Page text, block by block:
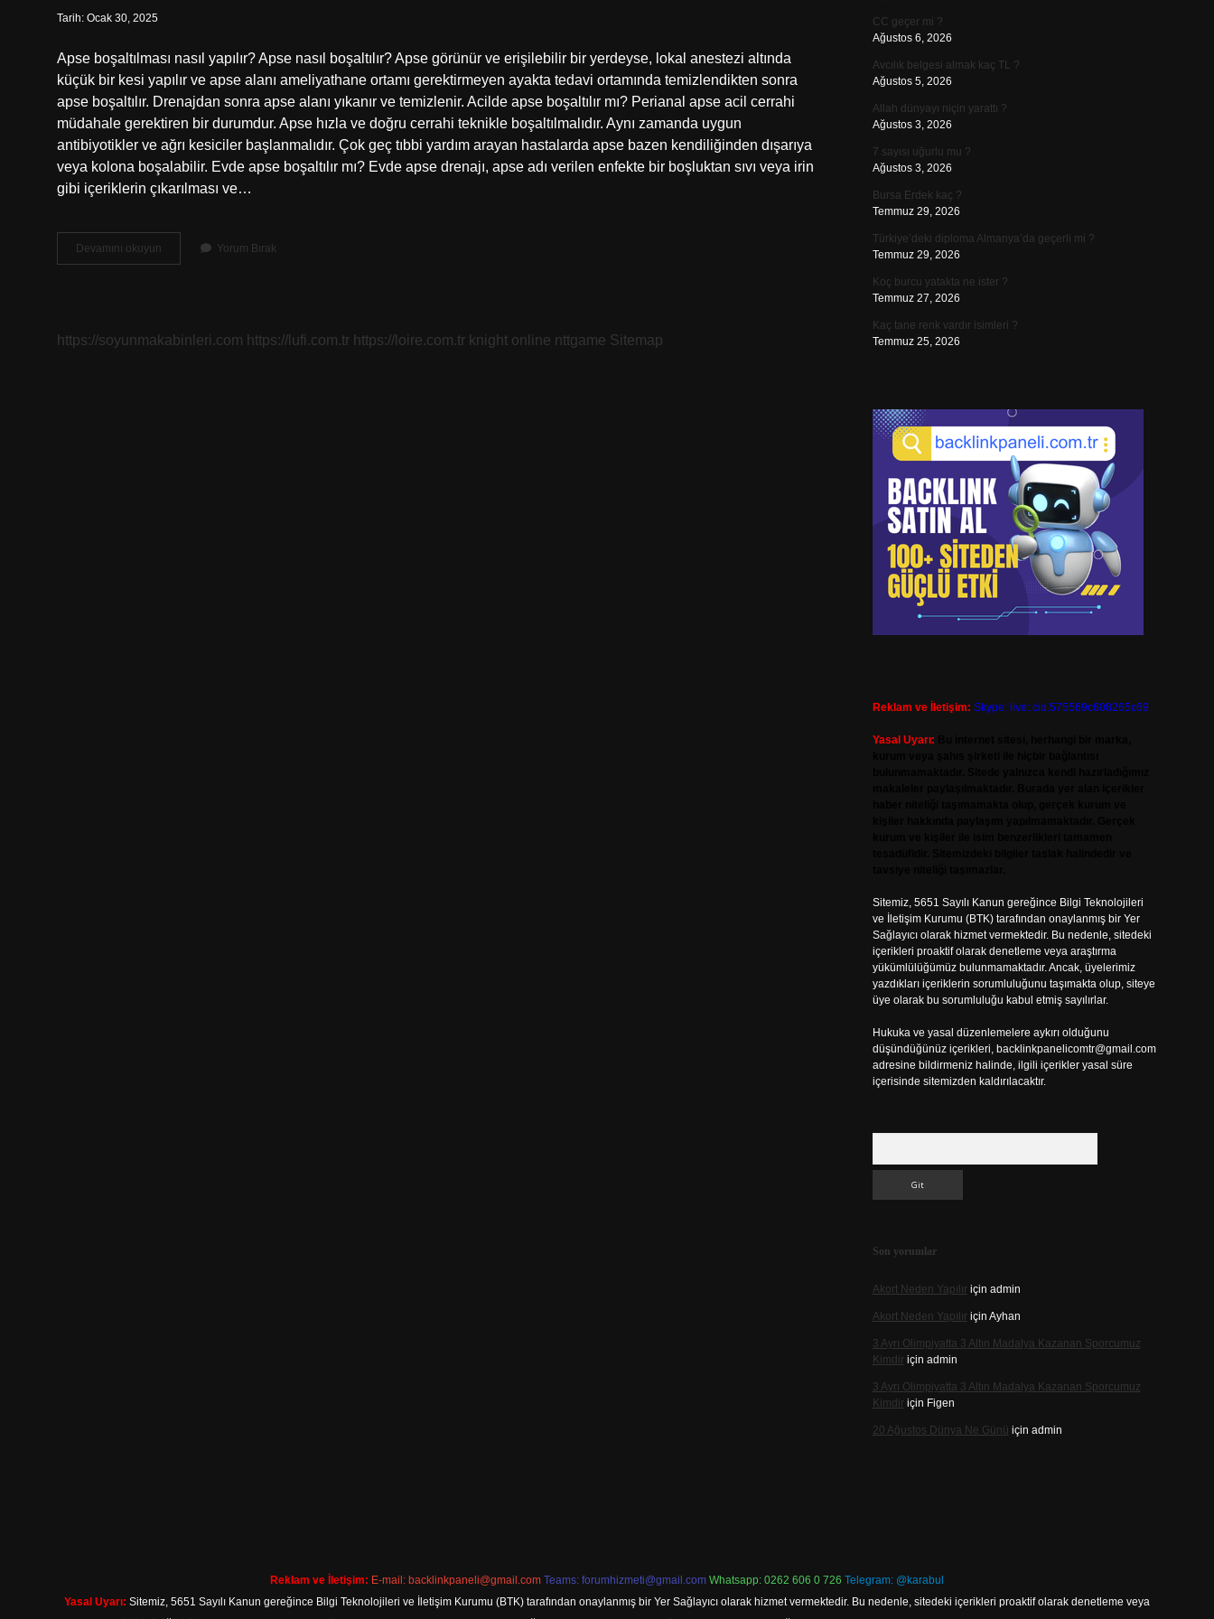
Tarih: Ocak 30, 2025
Apse boşaltılması nasıl yapılır? Apse nasıl boşaltılır? Apse görünür ve erişilebilir bir yerdeyse, lokal anestezi altında
küçük bir kesi yapılır ve apse alanı ameliyathane ortamı gerektirmeyen ayakta tedavi ortamında temizlendikten sonra
apse boşaltılır. Drenajdan sonra apse alanı yıkanır ve temizlenir. Acilde apse boşaltılır mı? Perianal apse acil cerrahi
müdahale gerektiren bir durumdur. Apse hızla ve doğru cerrahi teknikle boşaltılmalıdır. Aynı zamanda uygun
antibiyotikler ve ağrı kesiciler başlanmalıdır. Çok geç tıbbi yardım arayan hastalarda apse bazen kendiliğinden dışarıya
veya kolona boşalabilir. Evde apse boşaltılır mı? Evde apse drenajı, apse adı verilen enfekte bir boşluktan sıvı veya irin
gibi içeriklerin çıkarılması ve…
Devamını okuyun
Boşaltma
Yorum Bırak
https://soyunmakabinleri.com https://lufi.com.tr https://loire.com.tr knight online nttgame Sitemap
CC geçer mi ?
Ağustos 6, 2026
Avcılık belgesi almak kaç TL ?
Ağustos 5, 2026
Allah dünyayı niçin yarattı ?
Ağustos 3, 2026
7 sayısı uğurlu mu ?
Ağustos 3, 2026
Bursa Erdek kaç ?
Temmuz 29, 2026
Türkiye’deki diploma Almanya’da geçerli mi ?
Temmuz 29, 2026
Koç burcu yatakta ne ister ?
Temmuz 27, 2026
Kaç tane renk vardır isimleri ?
Temmuz 25, 2026
Reklam ve İletişim: Skype: live:.cid.575569c608265c69
Yasal Uyarı:
Sitemiz, 5651 Sayılı Kanun gereğince Bilgi Teknolojileri
ve İletişim Kurumu (BTK) tarafından onaylanmış bir Yer
Sağlayıcı olarak hizmet vermektedir. Bu nedenle, sitedeki
içerikleri proaktif olarak denetleme veya araştırma
yükümlülüğümüz bulunmamaktadır. Ancak, üyelerimiz
yazdıkları içeriklerin sorumluluğunu taşımakta olup, siteye
üye olarak bu sorumluluğu kabul etmiş sayılırlar.
Hukuka ve yasal düzenlemelere aykırı olduğunu
düşündüğünüz içerikleri, backlinkpanelicomtr@gmail.com
adresine bildirmeniz halinde, ilgili içerikler yasal süre
içerisinde sitemizden kaldırılacaktır.
Son yorumlar
Akort Neden Yapılıriçin admin
Akort Neden Yapılıriçin Ayhan
3 Ayrı Olimpiyatta 3 Altın Madalya Kazanan Sporcumuz
Kimdiriçin admin
3 Ayrı Olimpiyatta 3 Altın Madalya Kazanan Sporcumuz
Kimdiriçin Figen
20 Ağustos Dünya Ne Günü için admin
Reklam ve İletişim: E-mail: backlinkpaneli@gmail.com Teams: forumhizmeti@gmail.com Whatsapp: 0262 606 0 726 Telegram: @karabul
Yasal Uyarı: Sitemiz, 5651 Sayılı Kanun gereğince Bilgi Teknolojileri ve İletişim Kurumu (BTK) tarafından onaylanmış bir Yer Sağlayıcı olarak hizmet vermektedir. Bu nedenle, sitedeki içerikleri proaktif olarak denetleme veya